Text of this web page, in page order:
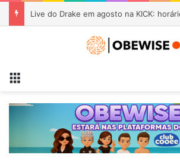
Live do Drake em agosto na KICK: